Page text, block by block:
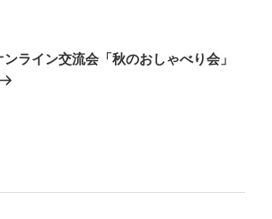
ライン交流会「秋のおしゃべり会」